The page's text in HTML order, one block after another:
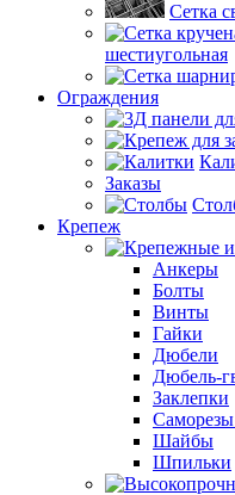
Сетка
шестиугольная
Ограждения
Заказы
Крепеж
Анкеры
Болты
Винты
Гайки
Дюбели
Дюбель-
Заклепки
Шайбы
Шпильки